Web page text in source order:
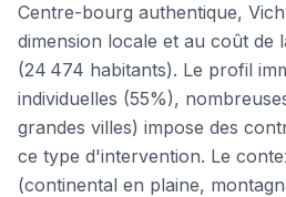
Centre-bourg authentique,
dimension locale et au coût de
(24 474 habitants). Le profil
individuelles (55%),
grandes villes) impose des
ce type d'intervention. Le
(continental en plaine,